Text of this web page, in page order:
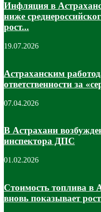
Инфляция в
ниже
рост...
19.07.2026
Астраханским
ответственности за
07.04.2026
В Астрахани
инспектора ДПС
01.02.2026
Стоимость топлива в
вновь показывает рост